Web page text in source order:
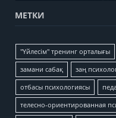
МЕТКИ
"Үйлесім" тренинг орталығы
замани сабақ заң
отбасы психологиясы
телесно-ориентированная